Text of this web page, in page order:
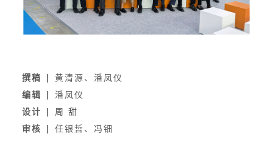
撰稿 | 黄清源、 潘凤仪
编辑 |
潘凤仪
设计 |
周 甜
审核 | 任银哲、冯钿